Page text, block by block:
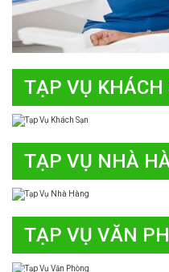
TẠP VỤ KHÁCH
TẠP VỤ NHÀ
TẠP VỤ VĂN